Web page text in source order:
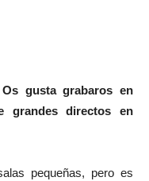
gusta grabaros en
grandes directos en
pequeñas, pero es